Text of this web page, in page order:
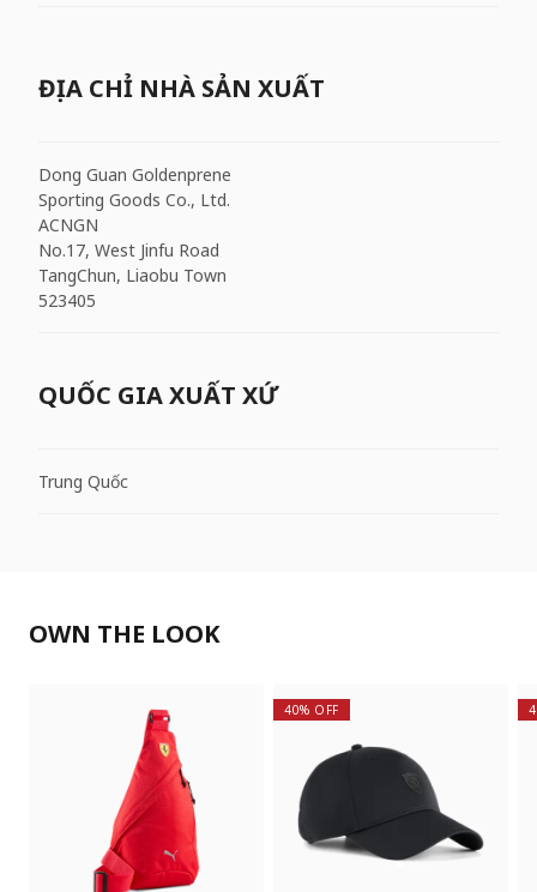
ĐỊA CHỈ NHÀ SẢN XUẤT
Dong Guan Goldenprene
Sporting Goods Co., Ltd.
ACNGN
No.17, West Jinfu Road
TangChun, Liaobu Town
523405
QUỐC GIA XUẤT XỨ
Trung Quốc
OWN THE LOOK
40% OFF